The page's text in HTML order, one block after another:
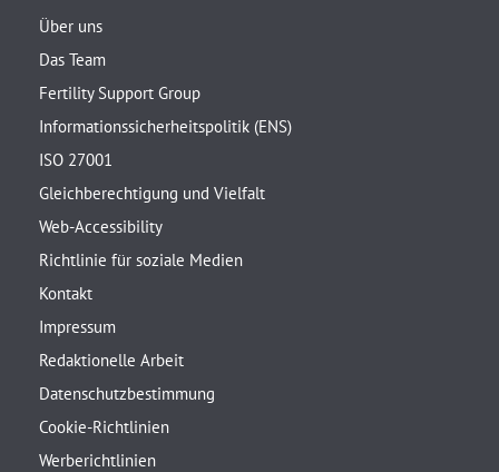
Über uns
Das Team
Fertility Support Group
Informationssicherheitspolitik (ENS)
ISO 27001
Gleichberechtigung und Vielfalt
Web-Accessibility
Richtlinie für soziale Medien
Kontakt
Impressum
Redaktionelle Arbeit
Datenschutzbestimmung
Cookie-Richtlinien
Werberichtlinien